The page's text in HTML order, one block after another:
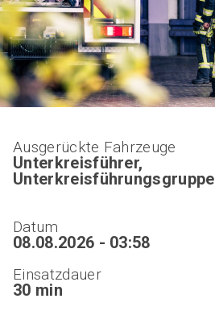
Ausgerückte Fahrzeuge
Unterkreisführer,
Unterkreisführungsgruppe
Datum
08.08.2026 - 03:58
Einsatzdauer
30 min